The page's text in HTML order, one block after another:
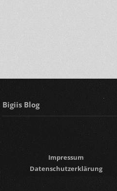
Bigiis Blog
Impressum
Datenschutzerklärung